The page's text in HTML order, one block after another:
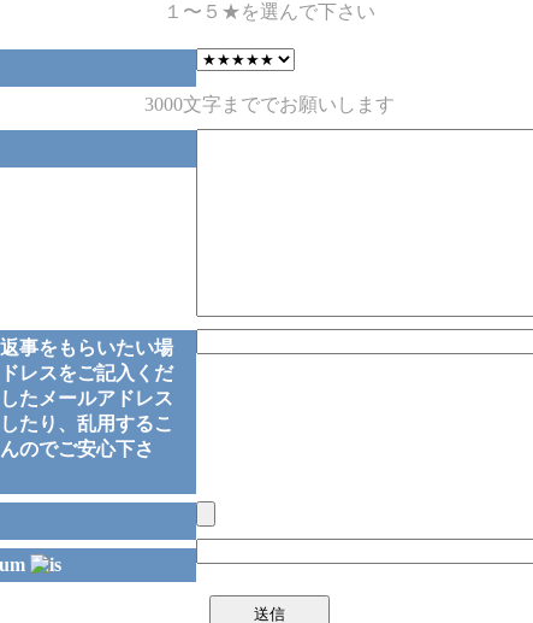
１〜５★を選んで下さい
3000文字まででお願いします
事をもらいたい場
レスをご記入くだ
たメールアドレス
たり、乱用するこ
のでご安心下さ